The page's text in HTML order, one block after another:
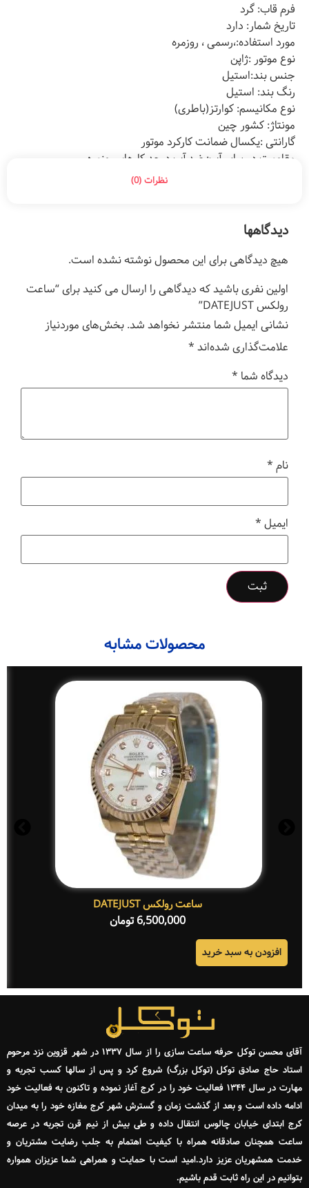
فرم قاب: گرد
تاریخ شمار: دارد
مورد استفاده:،رسمی ، روزمره
نوع موتور :ژاپن
جنس بند:استیل
رنگ بند: استیل
نوع مکانیسم: کوارتز(باطری)
مونتاژ: کشور چین
گارانتی :یکسال ضمانت کارکرد موتور
مقاومت در برابر آب: ضد آب درحد کارهای روزمره
نظرات (0)
دیدگاهها
هیچ دیدگاهی برای این محصول نوشته نشده است.
اولین نفری باشید که دیدگاهی را ارسال می کنید برای “ساعت
رولکس DATEJUST”
نشانی ایمیل شما منتشر نخواهد شد. بخش‌های موردنیاز
علامت‌گذاری شده‌اند *
دیدگاه شما *
نام *
ایمیل *
محصولات مشابه
ساعت رولکس DATEJUST
6,500,000 تومان
افزودن به سبد خرید
آقای محسن توکل حرفه ساعت سازی را از سال ۱۳۳۷ در شهر قزوین نزد مرحوم
استاد حاج صادق توکل (توکل بزرگ) شروع کرد و پس از سالها کسب تجربه و
مهارت در سال ۱۳۴۴ فعالیت خود را در کرج آغاز نموده و تاکنون به فعالیت خود
ادامه داده است و بعد از گذشت زمان و گسترش شهر کرج مغازه خود را به میدان
کرج ابتدای خیابان چالوس انتقال داده و طی بیش از نیم قرن تجربه در عرصه
ساعت همچنان صادقانه همراه با کیفیت اهتمام به جلب رضایت مشتریان و
خدمت همشهریان عزیز دارد.امید است با حمایت و همراهی شما عزیزان همواره
بتوانیم در این راه ثابت قدم باشیم.